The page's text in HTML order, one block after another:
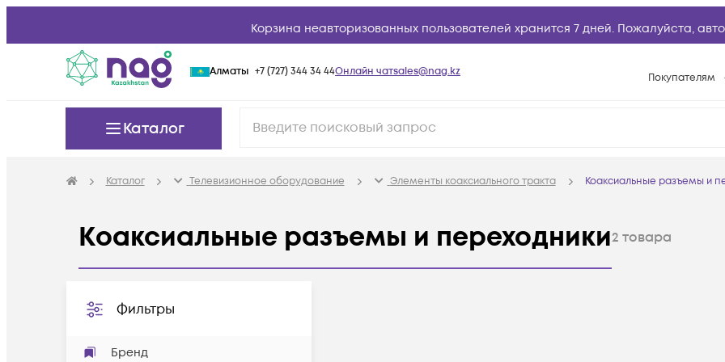
Корзина неавторизованных пользователей хранится 7 дней. Пожалуйста,
Алматы +7 (727) 344 34 44Онлайн чатsales@nag.kz Покупателям
Возврат товара
Техническая
Каталог
Каталог Телевизионное оборудование Элементы коаксиального тракта Коаксиальные разъемы и
Коаксиальные разъемы и переходники2 товара
Фильтры
Бренд